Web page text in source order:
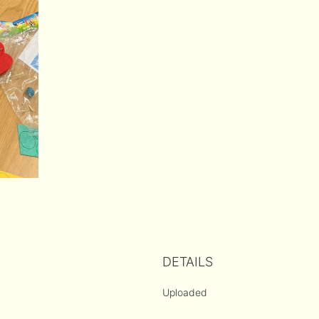
DETAILS
Uploaded